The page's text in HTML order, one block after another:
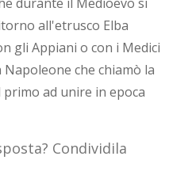
all'etrusco Elba
gli Appiani o con i Medici
che chiamò la
ad unire in epoca
Condividila